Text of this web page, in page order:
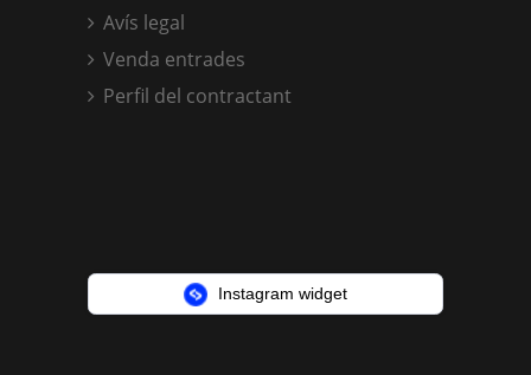
Avís legal
Venda entrades
Perfil del contractant
Instagram widget